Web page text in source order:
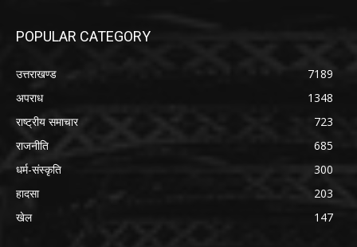
POPULAR CATEGORY
उत्तराखण्ड
7189
अपराध
1348
राष्ट्रीय समाचार
723
राजनीति
685
धर्म-संस्कृति
300
हादसा
203
खेल
147